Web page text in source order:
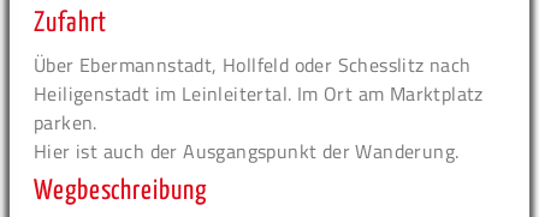
Zufahrt
Über Ebermannstadt, Hollfeld oder Schesslitz nach
Heiligenstadt im Leinleitertal. Im Ort am Marktplatz
parken.
Hier ist auch der Ausgangspunkt der Wanderung.
Wegbeschreibung